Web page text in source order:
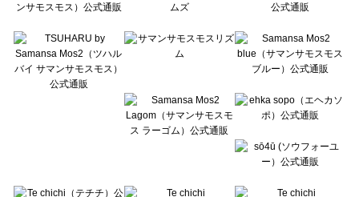
Te chichi CLASSIC（テチチ クラシック）の一覧
Lugnoncure（ルノンキュール）の一覧
BETTY'S BLUE（べティーズブルー）の一覧
Wpc.（ワールドパーティー）の一覧